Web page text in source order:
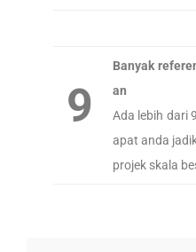
9
Banyak
an
Ada lebih dari
apat anda
projek skala